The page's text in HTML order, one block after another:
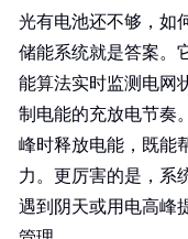
光有电池还不够，如
储能系统就是答案。
能算法实时监测电网
制电能的充放电节奏
峰时释放电能，既能
力。更厉害的是，系
遇到阴天或用电高峰